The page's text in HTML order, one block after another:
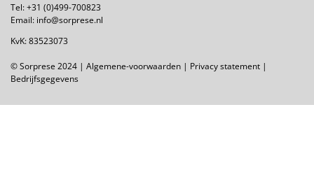
Tel:+31 (0)499-700823
Email: info@sorprese.nl
KvK: 83523073
© Sorprese 2024 | Algemene-voorwaarden | Privacy statement |
Bedrijfsgegevens